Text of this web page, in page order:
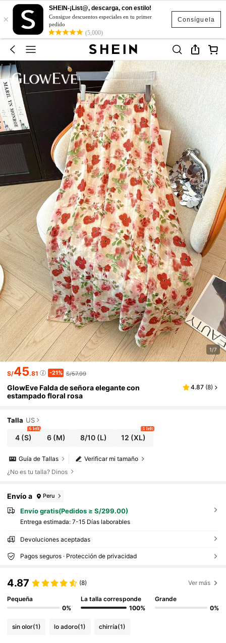
Consíguela
×
SHEIN-¡List@, descarga, con estilo!
Consigue descuentos especiales en tu primer
pedido
(5,000)
1/7
S/45.81 -21% S/57.99
GlowEve Falda de señora elegante con
estampado floral rosa
4.87 (8)
Talla US
4 (S)
6 left
6 (M) 8/10(L) 12 (XL)
1 left
Verificar mi tamaño
Guía de Tallas
¿No es tu talla? Dinos
Envío a Peru
Envío gratis(Pedidos ≥ S/299.00)
Entrega estimada: 7-15 Días laborables
Devoluciones aceptadas
Pagos seguros · Protección de privacidad
4.87 (8) Ver más
Pequeña
0%
La talla corresponde
100%
Grande
0%
sin olor(1) lo adoro(1) chirría(1)